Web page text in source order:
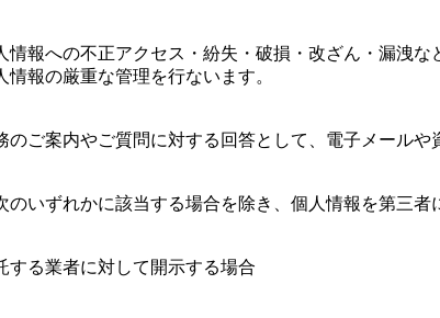
報への不正アクセス・紛失・破損・改ざん・漏洩
報の厳重な管理を行ないます。
ご案内やご質問に対する回答として、電子メールや
いずれかに該当する場合を除き、個人情報を第三者
する業者に対して開示する場合